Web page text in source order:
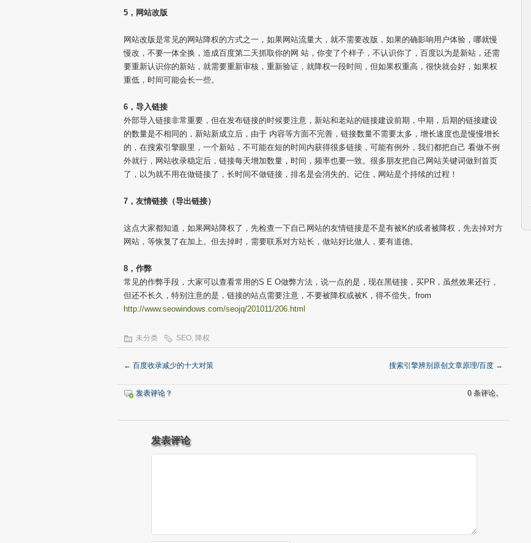
5，网站改版
网站改版是常见的网站降权的方式之一，如果网站流量大，就不需要改版，如果的确影响用户体验，哪就慢
慢改，不要一体全换，造成百度第二天抓取你的网 站，你变了个样子，不认识你了，百度以为是新站，还需
要重新认识你的新站，就需要重新审核，重新验证，就降权一段时间，但如果权重高，很快就会好，如果权
重低，时间可能会长一些。
6，导入链接
外部导入链接非常重要，但在发布链接的时候要注意，新站和老站的链接建设前期，中期，后期的链接建设
的数量是不相同的，新站新成立后，由于 内容等方面不完善，链接数量不需要太多，增长速度也是慢慢增长
的，在搜索引擎眼里，一个新站，不可能在短的时间内获得很多链接，可能有例外，我们都把自己 看做不例
外就行，网站收录稳定后，链接每天增加数量，时间，频率也要一致。很多朋友把自己网站关键词做到首页
了，以为就不用在做链接了，长时间不做链接，排名是会消失的。记住，网站是个持续的过程！
7，友情链接（导出链接）
这点大家都知道，如果网站降权了，先检查一下自己网站的友情链接是不是有被K的或者被降权，先去掉对方
网站，等恢复了在加上。但去掉时，需要联系对方站长，做站好比做人，要有道德。
8，作弊
常见的作弊手段，大家可以查看常用的S E O做弊方法，说一点的是，现在黑链接，买PR，虽然效果还行，
但还不长久，特别注意的是，链接的站点需要注意，不要被降权或被K，得不偿失。from
http://www.seowindows.com/seojq/201011/206.html
未分类 SEO, 降权
← 百度收录减少的十大对策 搜索引擎辨别原创文章原理/百度 →
发表评论？ 0 条评论。
发表评论